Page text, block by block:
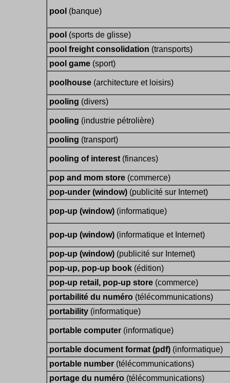
pool (banque)
pool (sports de glisse)
pool freight consolidation (transports)
pool game (sport)
poolhouse (architecture et loisirs)
pooling (divers)
pooling (industrie pétrolière)
pooling (transport)
pooling of interest (finances)
pop and mom store (commerce)
pop-under (window) (publicité sur Internet)
pop-up (window) (informatique)
pop-up (window) (informatique et Internet)
pop-up (window) (publicité sur Internet)
pop-up, pop-up book (édition)
pop-up retail, pop-up store (commerce)
portabilité du numéro (télécommunications)
portability (informatique)
portable computer (informatique)
portable document format (pdf) (informatique)
portable number (télécommunications)
portage du numéro (télécommunications)